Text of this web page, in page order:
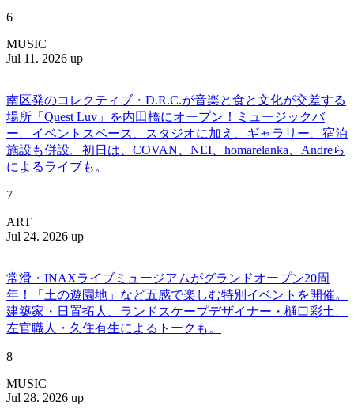
6
MUSIC
Jul 11. 2026 up
南区発のコレクティブ・D.R.C.が⾳楽と⾷と⽂化が交差する
場所「Quest Luv」を内田橋にオープン！ミュージックバ
ー、イベントスペース、スタジオに加え、ギャラリー、宿泊
施設も併設。初日は、COVAN、NEI、homarelanka、Andreら
によるライブも。
7
ART
Jul 24. 2026 up
常滑・INAXライブミュージアムがグランドオープン20周
年！「土の遊園地」など五感で楽しむ特別イベントを開催。
建築家・日置拓人、ランドスケープデザイナー・樋口彩土、
左官職人・久住有生によるトークも。
8
MUSIC
Jul 28. 2026 up